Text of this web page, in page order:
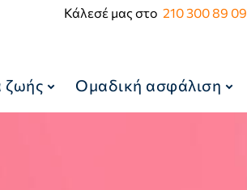
Κάλεσέ μας στο 210 300 89 09
ζωής Ομαδική ασφάλιση